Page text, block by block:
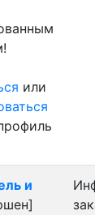
или
и